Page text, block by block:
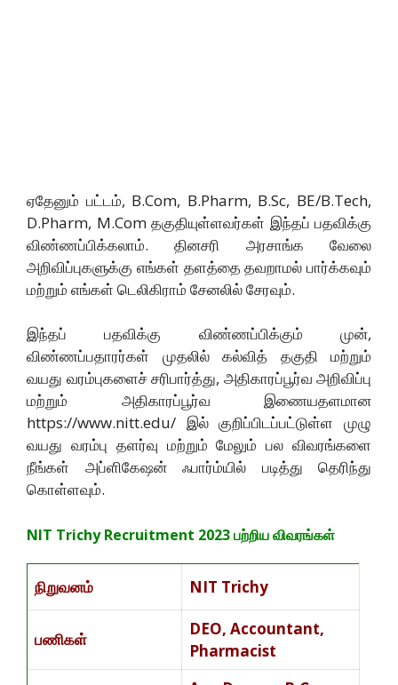
ஏதேனும் பட்டம், B.Com, B.Pharm, B.Sc, BE/B.Tech,
D.Pharm, M.Com தகுதியுள்ளவர்கள் இந்தப் பதவிக்கு
விண்ணப்பிக்கலாம். தினசரி அரசாங்க வேலை
அறிவிப்புகளுக்கு எங்கள் தளத்தை தவறாமல் பார்க்கவும்
மற்றும் எங்கள் டெலிகிராம் சேனலில் சேரவும்.
இந்தப் பதவிக்கு விண்ணப்பிக்கும் முன்,
விண்ணப்பதாரர்கள் முதலில் கல்வித் தகுதி மற்றும்
வயது வரம்புகளைச் சரிபார்த்து, அதிகாரப்பூர்வ அறிவிப்பு
மற்றும் அதிகாரப்பூர்வ இணையதளமான
https://www.nitt.edu/ இல் குறிப்பிடப்பட்டுள்ள முழு
வயது வரம்பு தளர்வு மற்றும் மேலும் பல விவரங்களை
நீங்கள் அப்ளிகேஷன் ஃபார்ம்யில் படித்து தெரிந்து
கொள்ளவும்.
NIT Trichy Recruitment 2023பற்றிய விவரங்கள்
நிறுவனம் NIT Trichy
பணிகள்
DEO, Accountant,
Pharmacist